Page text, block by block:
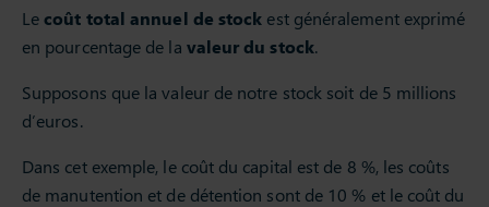
Lecoût total annuel de stock est généralement exprimé
en pourcentage de la valeur du stock.
Supposons que la valeur de notre stock soit de 5 millions
d’euros.
Dans cet exemple, le coût du capital est de 8 %, les coûts
de manutention et de détention sont de 10 % et le coût du